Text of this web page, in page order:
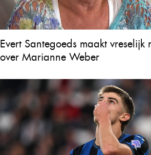
Evert Santegoeds maakt vreselijk
over Marianne Weber